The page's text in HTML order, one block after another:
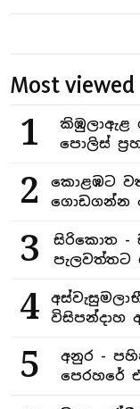
Most viewed
1
කිඹුලාඇළ
පොලිස්
2
කොළඹට
ගොඩගන්න
3
සිරිකොත -
4
විසිපන්දාහ
5
අනුර -
පෙරහරේ